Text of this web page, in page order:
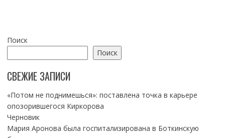
Поиск
Поиск
СВЕЖИЕ ЗАПИСИ
«Потом не поднимешься»: поставлена точка в карьере
опозорившегося Киркорова
Черновик
Мария Аронова была госпитализирована в Боткинскую